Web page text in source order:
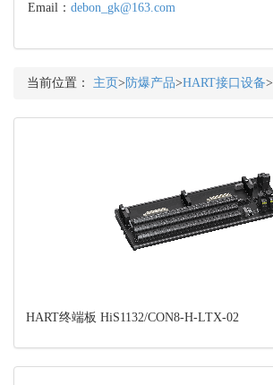
Email： debon_gk@163.com
当前位置： 主页> 防爆产品>HART接口设备>
HART终端板 HiS1132/CON8-H-LTX-02